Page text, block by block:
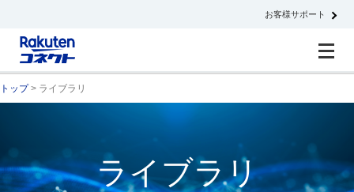
お客様サポート
トップ> ライブラリ
ライブラリ